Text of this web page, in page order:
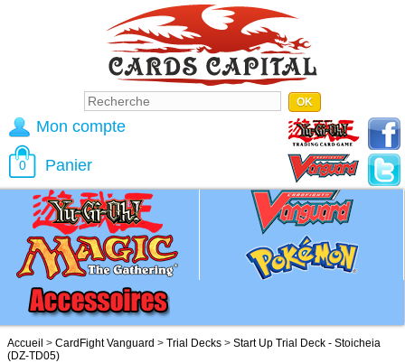
Accueil > CardFight Vanguard > Trial Decks > Start Up Trial Deck - Stoicheia
(DZ-TD05)
Mon compte
0 Panier